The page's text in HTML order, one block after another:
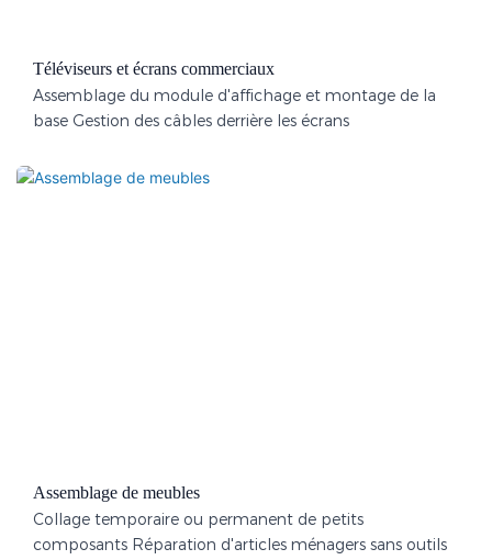
Téléviseurs et écrans commerciaux
Assemblage du module d'affichage et montage de la
base Gestion des câbles derrière les écrans
Assemblage de meubles
Collage temporaire ou permanent de petits
composants Réparation d'articles ménagers sans outils